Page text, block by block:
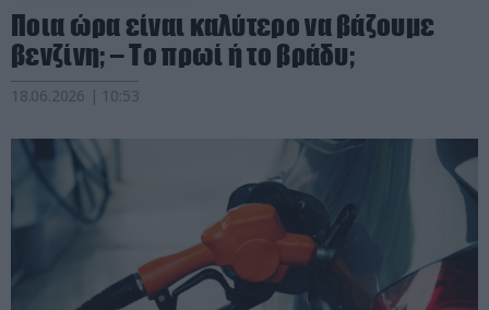
Ποια ώρα είναι καλύτερο να βάζουμε
βενζίνη; – Το πρωί ή το βράδυ;
18.06.2026 | 10:53